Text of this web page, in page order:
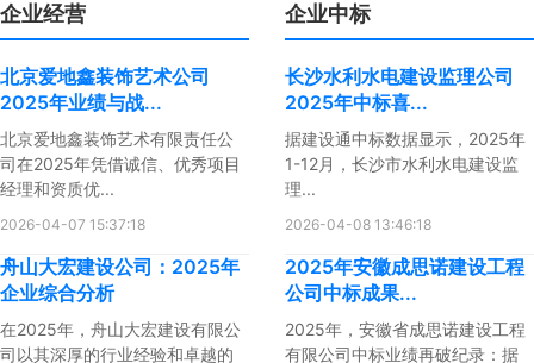
企业经营
北京爱地鑫装饰艺术公司
2025年业绩与战...
北京爱地鑫装饰艺术有限责任公
司在2025年凭借诚信、优秀项目
经理和资质优...
2026-04-07 15:37:18
舟山大宏建设公司：2025年
企业综合分析
在2025年，舟山大宏建设有限公
司以其深厚的行业经验和卓越的
企业中标
长沙水利水电建设监理公司
2025年中标喜...
据建设通中标数据显示，2025年
1-12月，长沙市水利水电建设监
理...
2026-04-08 13:46:18
2025年安徽成思诺建设工程
公司中标成果...
2025年，安徽省成思诺建设工程
有限公司中标业绩再破纪录：据